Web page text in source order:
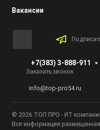
Вакансии
+7(383) 3-888-911
Заказать звонок
info@top-pro54.ru
© 2026 ТОП ПРО - ИТ
Вся информация размещенная